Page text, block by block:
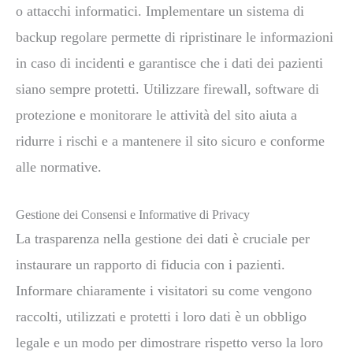
o attacchi informatici. Implementare un sistema di
backup regolare permette di ripristinare le informazioni
in caso di incidenti e garantisce che i dati dei pazienti
siano sempre protetti. Utilizzare firewall, software di
protezione e monitorare le attività del sito aiuta a
ridurre i rischi e a mantenere il sito sicuro e conforme
alle normative.
Gestione dei Consensi e Informative di Privacy
La trasparenza nella gestione dei dati è cruciale per
instaurare un rapporto di fiducia con i pazienti.
Informare chiaramente i visitatori su come vengono
raccolti, utilizzati e protetti i loro dati è un obbligo
legale e un modo per dimostrare rispetto verso la loro